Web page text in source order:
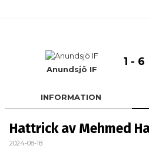
BILDGALLERI
KALENDER
KONTAKT
Anundsjö IF
1 - 6
INFORMATION
Hattrick av Mehmed
2024-08-18